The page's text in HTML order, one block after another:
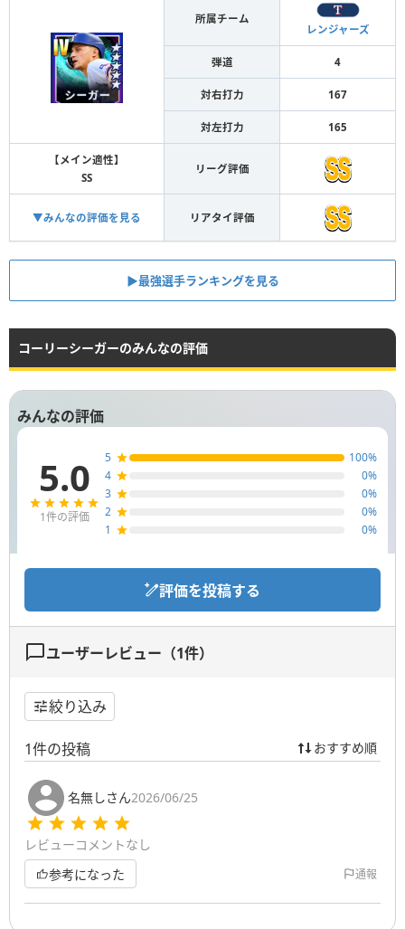
所属チーム
レンジャーズ
弾道 4
対右打力 167
対左打力 165
【メイン適性】
SS
リーグ評価
▼みんなの評価を見る リアタイ評価
▶︎最強選手ランキングを見る
コーリーシーガーのみんなの評価
みんなの評価
5.0
1件の評価
5 100%
4
0%
3
0%
2
0%
1
0%
評価を投稿する
ユーザーレビュー（1件）
絞り込み
1件の投稿 おすすめ順
名無しさん2026/06/25
レビューコメントなし
参考になった
通報